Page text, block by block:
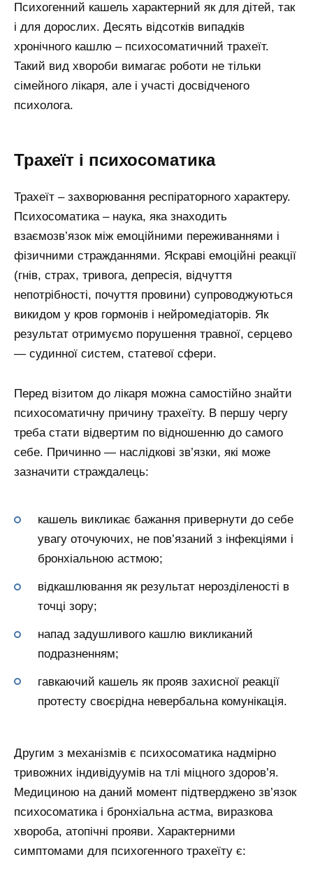
Психогенний кашель характерний як для дітей, так
і для дорослих. Десять відсотків випадків
хронічного кашлю – психосоматичний трахеїт.
Такий вид хвороби вимагає роботи не тільки
сімейного лікаря, але і участі досвідченого
психолога.
Трахеїт і психосоматика
Трахеїт – захворювання респіраторного характеру.
Психосоматика – наука, яка знаходить
взаємозв’язок між емоційними переживаннями і
фізичними стражданнями. Яскраві емоційні реакції
(гнів, страх, тривога, депресія, відчуття
непотрібності, почуття провини) супроводжуються
викидом у кров гормонів і нейромедіаторів. Як
результат отримуємо порушення травної, серцево
— судинної систем, статевої сфери.
Перед візитом до лікаря можна самостійно знайти
психосоматичну причину трахеїту. В першу чергу
треба стати відвертим по відношенню до самого
себе. Причинно — наслідкові зв’язки, які може
зазначити страждалець:
кашель викликає бажання привернути до себе
увагу оточуючих, не пов’язаний з інфекціями і
бронхіальною астмою;
відкашлювання як результат нерозділеності в
точці зору;
напад задушливого кашлю викликаний
подразненням;
гавкаючий кашель як прояв захисної реакції
протесту своєрідна невербальна комунікація.
Другим з механізмів є психосоматика надмірно
тривожних індивідуумів на тлі міцного здоров’я.
Медициною на даний момент підтверджено зв’язок
психосоматика і бронхіальна астма, виразкова
хвороба, атопічні прояви. Характерними
симптомами для психогенного трахеїту є: